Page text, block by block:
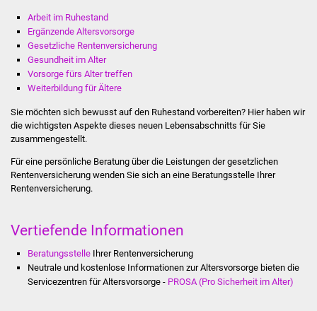
Hallenbadparty
Stellenangebote
Kontakt
Arbeit im Ruhestand
Ergänzende Altersvorsorge
Gesetzliche Rentenversicherung
Gesundheit im Alter
Vorsorge fürs Alter treffen
Weiterbildung für Ältere
Sie möchten sich bewusst auf den Ruhestand vorbereiten? Hier haben wir
die wichtigsten Aspekte dieses neuen Lebensabschnitts für Sie
zusammengestellt.
Für eine persönliche Beratung über die Leistungen der gesetzlichen
Rentenversicherung wenden Sie sich an eine Beratungsstelle Ihrer
Rentenversicherung.
Vertiefende Informationen
BeratungsstelleIhrer Rentenversicherung
Neutrale und kostenlose Informationen zur Altersvorsorge bieten die
Servicezentren für Altersvorsorge -PROSA (Pro Sicherheit im Alter)